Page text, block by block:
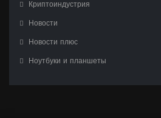
Криптоиндустрия
Новости
Новости плюс
Ноутбуки и планшеты